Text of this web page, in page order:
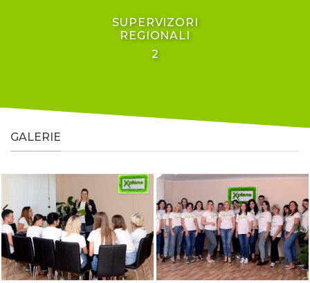
SUPERVIZORI
REGIONALI
2
GALERIE